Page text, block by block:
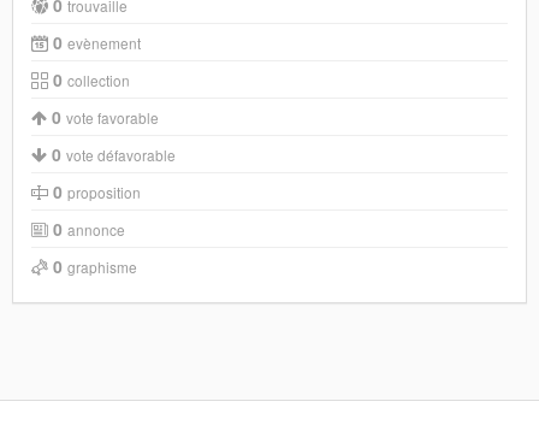
0 trouvaille
0 evènement
0 collection
0 vote favorable
0 vote défavorable
0 proposition
0 annonce
0 graphisme